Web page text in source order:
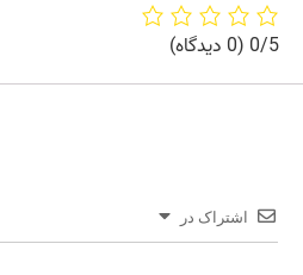
0/5 (0 دیدگاه)
اشتراک در